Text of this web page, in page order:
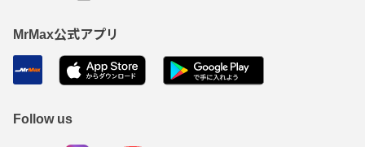
MrMax公式アプリ
Follow us